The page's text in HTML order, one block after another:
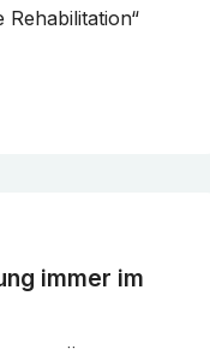
Rehabilitation“
immer im